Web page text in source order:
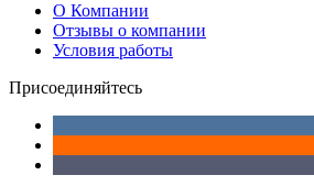
О Компании
Отзывы о компании
Условия работы
Присоединяйтесь